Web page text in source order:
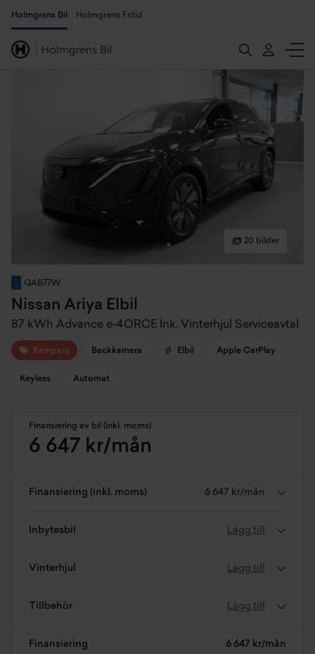
Holmgrens Bil Holmgrens Fritid
20 bilder
QAB77W
Nissan Ariya Elbil
87 kWh Advance e-4ORCE Ink. Vinterhjul Serviceavtal
Kampanj Backkamera Elbil Apple CarPlay
Keyless Automat
Finansiering av bil (inkl. moms)
6 647 kr/mån
Finansiering (inkl. moms) 6 647 kr/mån
Inbytesbil Lägg till
Vinterhjul Lägg till
Tillbehör Lägg till
Finansiering 6 647 kr/mån